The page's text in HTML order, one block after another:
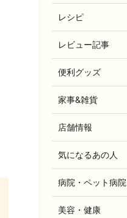
レシピ
レビュー記事
便利グッズ
家事&雑貨
店舗情報
気になるあの人
病院・ペット病院
美容・健康